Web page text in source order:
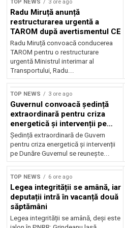
TOP NEWS 3 ore ago
Radu Miruță anunță
restructurarea urgentă a
TAROM după avertismentul CE
Radu Miruță convoacă conducerea
TAROM pentru o restructurare
urgentă Ministrul interimar al
Transportului, Radu...
TOP NEWS 3 ore ago
Guvernul convoacă ședință
extraordinară pentru criza
energetică și intervenții pe
Dunăre
Ședință extraordinară de Guvern
pentru criza energetică și intervenții
pe Dunăre Guvernul se reunește...
TOP NEWS 6 ore ago
Legea integrității se amână, iar
deputații intră în vacanță două
săptămâni
Legea integrității se amână, deși este